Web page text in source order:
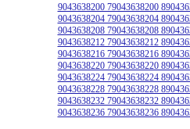
9043638200 79043638200
9043638204 79043638204
9043638208 79043638208
9043638212 79043638212
9043638216 79043638216
9043638220 79043638220
9043638224 79043638224
9043638228 79043638228
9043638232 79043638232
9043638236 79043638236